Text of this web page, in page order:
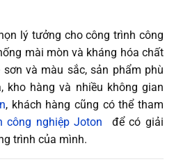
lý tưởng cho công trình công
mài mòn và kháng hóa chất
và màu sắc, sản phẩm phù
kho hàng và nhiều không gian
, khách hàng cũng có thể tham
công nghiệp Joton
để có giải
trình của mình.